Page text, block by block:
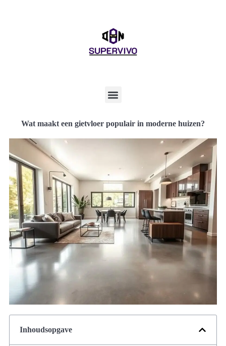
Wat maakt een gietvloer populair in moderne huizen?
Inhoudsopgave